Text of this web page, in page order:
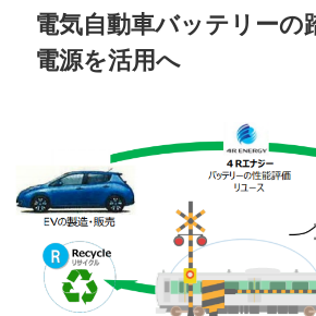
電気自動車バッテリーの
電源を活用へ